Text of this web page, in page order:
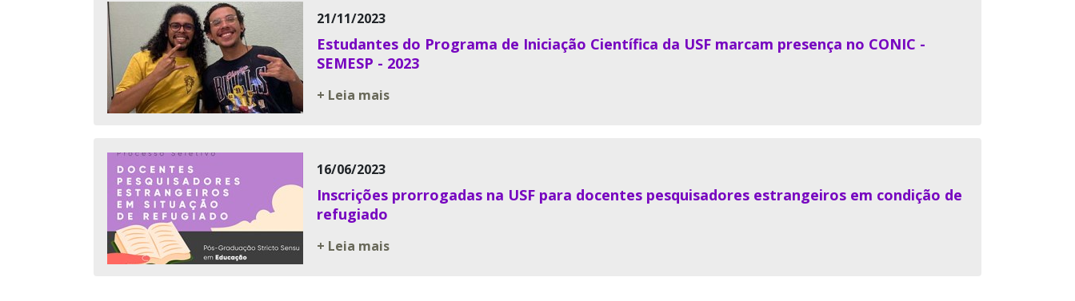
21/11/2023
Estudantes do Programa de Iniciação Científica da USF marcam presença no CONIC -
SEMESP - 2023
+ Leia mais
16/06/2023
Inscrições prorrogadas na USF para docentes pesquisadores estrangeiros em condição de
refugiado
+ Leia mais